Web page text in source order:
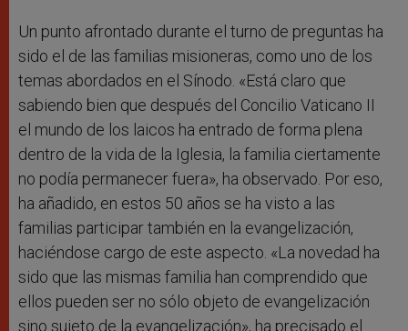
Un punto afrontado durante el turno de preguntas ha
sido el de las familias misioneras, como uno de los
temas abordados en el Sínodo. «Está claro que
sabiendo bien que después del Concilio Vaticano II
el mundo de los laicos ha entrado de forma plena
dentro de la vida de la Iglesia, la familia ciertamente
no podía permanecer fuera», ha observado. Por eso,
ha añadido, en estos 50 años se ha visto a las
familias participar también en la evangelización,
haciéndose cargo de este aspecto. «La novedad ha
sido que las mismas familia han comprendido que
ellos pueden ser no sólo objeto de evangelización
sino sujeto de la evangelización», ha precisado el